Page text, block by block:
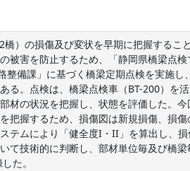
）の損傷及び変状を早期に把握するこ
被害を防止するため、「静岡県橋梁点
備課」に基づく橋梁定期点検を実施し
る。点検は、橋梁点検車（BT-200）を
材の状況を把握し、状態を評価した。
把握するため、損傷図は新規損傷、損
テムにより「健全度I・II」を算出し、
て技術的に判断し、部材単位毎及び橋
た。